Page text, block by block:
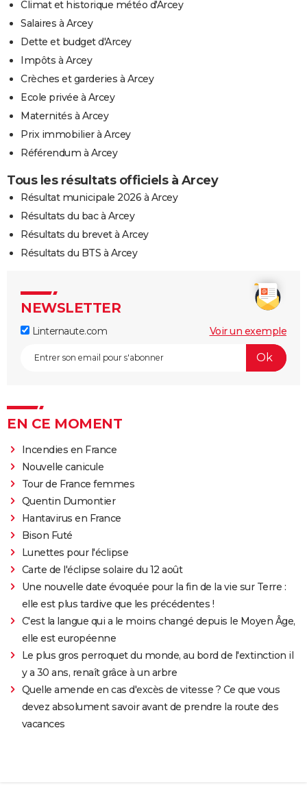
Climat et historique météo d'Arcey
Salaires à Arcey
Dette et budget d'Arcey
Impôts à Arcey
Crèches et garderies à Arcey
Ecole privée à Arcey
Maternités à Arcey
Prix immobilier à Arcey
Référendum à Arcey
Tous les résultats officiels à Arcey
Résultat municipale 2026 à Arcey
Résultats du bac à Arcey
Résultats du brevet à Arcey
Résultats du BTS à Arcey
NEWSLETTER
Linternaute.com Voir un exemple
EN CE MOMENT
Incendies en France
Nouvelle canicule
Tour de France femmes
Quentin Dumontier
Hantavirus en France
Bison Futé
Lunettes pour l'éclipse
Carte de l'éclipse solaire du 12 août
Une nouvelle date évoquée pour la fin de la vie sur Terre :
elle est plus tardive que les précédentes !
C'est la langue qui a le moins changé depuis le Moyen Âge,
elle est européenne
Le plus gros perroquet du monde, au bord de l'extinction il
y a 30 ans, renaît grâce à un arbre
Quelle amende en cas d'excès de vitesse ? Ce que vous
devez absolument savoir avant de prendre la route des
vacances